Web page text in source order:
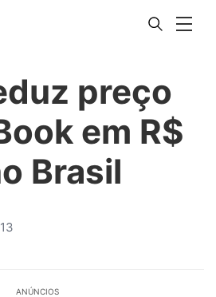
preço
em R$
Brasil
ANÚNCIOS